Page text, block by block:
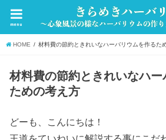
menu
HOME 材料費の節約ときれいなハーバリウムを作るた
材料費の節約ときれいなハー
ための考え方
どーも、こんにちは！